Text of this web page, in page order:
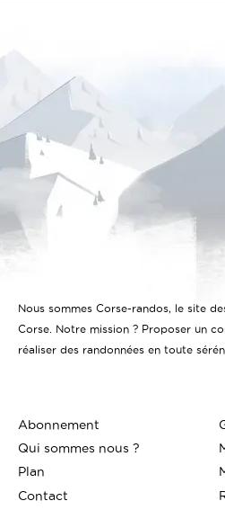
Nous sommes Corse-randos, le site
Corse. Notre mission ? Proposer un
réaliser des randonnées en toute
Abonnement
Qui sommes nous ?
Plan
Contact